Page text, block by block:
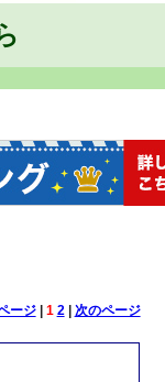
ージ| 1 2| 次のページ